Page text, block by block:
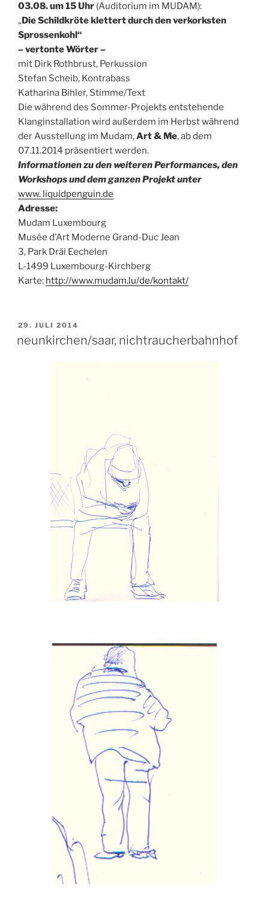
03.08. um 15 Uhr (Auditorium im MUDAM):
„Die Schildkröte klettert durch den verkorksten
Sprossenkohl“
– vertonte Wörter –
mit Dirk Rothbrust, Perkussion
Stefan Scheib, Kontrabass
Katharina Bihler, Stimme/Text
Die während des Sommer-Projekts entstehende
Klanginstallation wird außerdem im Herbst während
der Ausstellung im Mudam,Art & Me, ab dem
07.11.2014 präsentiert werden.
Informationen zu den weiteren Performances, den
Workshops und dem ganzen Projekt unter
www. liquidpenguin.de
Adresse:
Mudam Luxembourg
Musée d’Art Moderne Grand-Duc Jean
3, Park Dräi Eechelen
L-1499 Luxembourg-Kirchberg
Karte: http://www.mudam.lu/de/kontakt/
VERÖFFENTLICHT
29. JULI 2014
neunkirchen/saar, nichtraucherbahnhof